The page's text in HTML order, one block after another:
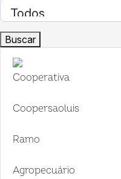
Buscar
Cooperativa
Coopersaoluis
Ramo
Agropecuário